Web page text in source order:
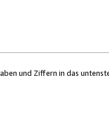
und Ziffern in das